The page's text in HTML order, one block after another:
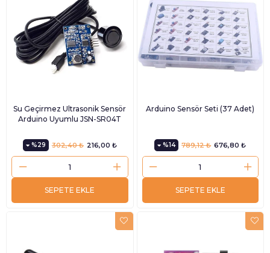
Su Geçirmez Ultrasonik Sensör
Arduino Uyumlu JSN-SR04T
%29 216,00 ₺
302,40 ₺
SEPETE EKLE
Arduino Sensör Seti (37 Adet)
%14 676,80 ₺
789,12 ₺
SEPETE EKLE